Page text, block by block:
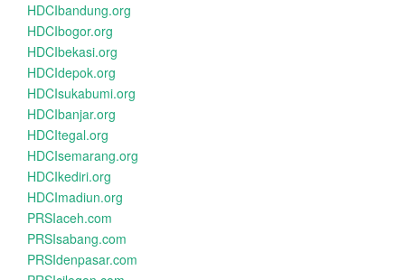
HDCIbandung.org
HDCIbogor.org
HDCIbekasi.org
HDCIdepok.org
HDCIsukabumi.org
HDCIbanjar.org
HDCItegal.org
HDCIsemarang.org
HDCIkediri.org
HDCImadiun.org
PRSIaceh.com
PRSIsabang.com
PRSIdenpasar.com